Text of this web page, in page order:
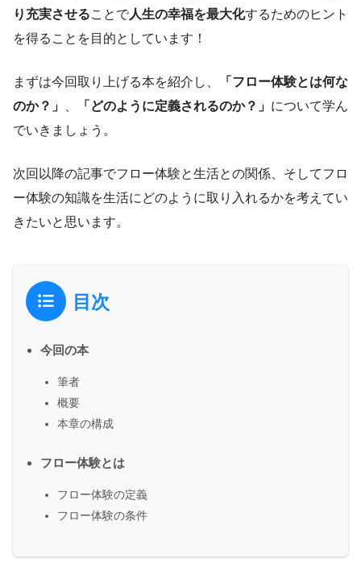
り充実させることで人生の幸福を最大化するためのヒント
を得ることを目的としています！
まずは今回取り上げる本を紹介し、
「フロー体験とは何な
のか？」
「どのように定義されるのか？」 について学ん
でいきましょう。
次回以降の記事でフロー体験と生活との関係、そしてフロ
ー体験の知識を生活にどのように取り入れるかを考えてい
きたいと思います。
目次
今回の本
筆者
概要
本章の構成
フロー体験とは
フロー体験の定義
フロー体験の条件